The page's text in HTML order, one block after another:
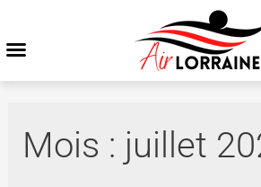
Mois : juillet